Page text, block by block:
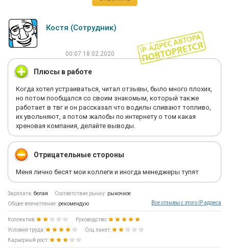
Костя (Сотрудник)
00:07 18.02.2020
Плюсы в работе
Когда хотел устраиваться, читал отзывы, было много плохих,
но потом пообщался со своим знакомым, который также
работает в твг и он рассказал что водилы сливают топливо,
их увольняют, а потом жалобы по интернету о том какая
хреновая компания, делайте выводы.
Отрицательные стороны
Меня лично бесят мои коллеги и иногда менеджеры тупят
Зарплата: белая Соответствие рынку: рыночное
Общее впечатление: рекомендую Все отзывы с этого IP адреса
Коллектив:
Руководство:
Условия труда:
Соц.пакет:
Карьерный рост: